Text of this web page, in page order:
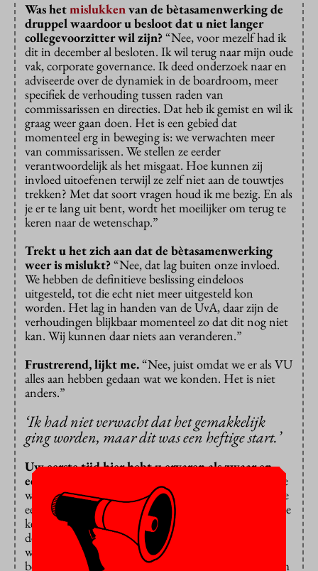
Was hetmislukkenvan de bètasamenwerking de
druppel waardoor u besloot dat u niet langer
collegevoorzitter wil zijn?“Nee, voor mezelf had ik
dit in december al besloten. Ik wil terug naar mijn oude
vak, corporate governance. Ik deed onderzoek naar en
adviseerde over de dynamiek in de boardroom, meer
specifiek de verhouding tussen raden van
commissarissen en directies. Dat heb ik gemist en wil ik
graag weer gaan doen. Het is een gebied dat
momenteel erg in beweging is: we verwachten meer
van commissarissen. We stellen ze eerder
verantwoordelijk als het misgaat. Hoe kunnen zij
invloed uitoefenen terwijl ze zelf niet aan de touwtjes
trekken? Met dat soort vragen houd ik me bezig. En als
je er te lang uit bent, wordt het moeilijker om terug te
keren naar de wetenschap.”
Trekt u het zich aan dat de bètasamenwerking
weer is mislukt?“Nee, dat lag buiten onze invloed.
We hebben de definitieve beslissing eindeloos
uitgesteld, tot die echt niet meer uitgesteld kon
worden. Het lag in handen van de UvA, daar zijn de
verhoudingen blijkbaar momenteel zo dat dit nog niet
kan. Wij kunnen daar niets aan veranderen.”
Frustrerend, lijkt me.“Nee, juist omdat we er als VU
alles aan hebben gedaan wat we konden. Het is niet
anders.”
‘Ik had niet verwacht dat het gemakkelijk
ging worden, maar dit was een heftige start.’
Uw eerste tijd hier hebt u ervaren als zwaar en
eenzaam. Waar kwam dat door?
“Ik werkte net drie
weken bij de VU toen de plannen voor de bètafusie de
eerste keer mislukten. Dat was vlak voor de kerst. In de
kerstvakantie werd ik gebeld door een journalist over
de zaak-Nijkamp [VU-economoom Peter Nijkamp
werd van plagiaat, zelfplagiaat en datamanipulatie
beschuldigd, red.], die vlak daarna aan het rollen kwam